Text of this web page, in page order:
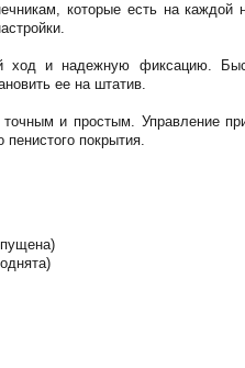
которые есть на
ход и надежную фиксацию.
ее на штатив.
и простым. Управление
покрытия.